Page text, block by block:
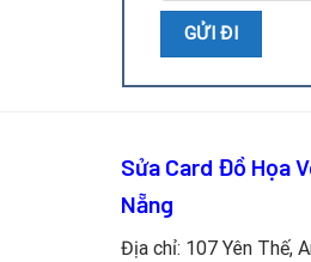
Dịch vụ thay
Thay thermal pad
lựa chọn dịch vụ sửa
mượt mà lâu dài.
Sửa Card Đồ Họa
Nẵng
Địa chỉ: 107 Yên Thế,